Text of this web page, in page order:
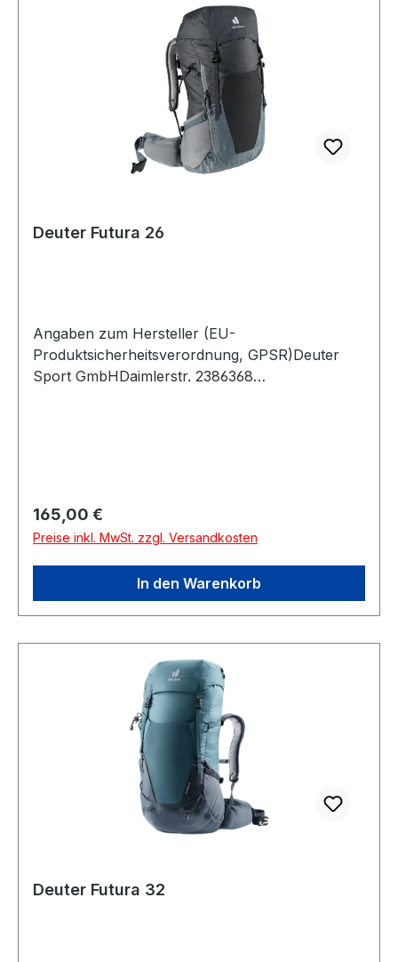
Deuter Futura 26
Angaben zum Hersteller (EU-
Produktsicherheitsverordnung, GPSR)Deuter
Sport GmbHDaimlerstr. 2386368
Regulärer Preis:
165,00 €
Preise inkl. MwSt. zzgl. Versandkosten
In den Warenkorb
Deuter Futura 32